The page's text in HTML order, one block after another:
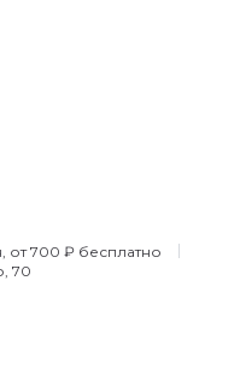
от 700 ₽ бесплатно
70